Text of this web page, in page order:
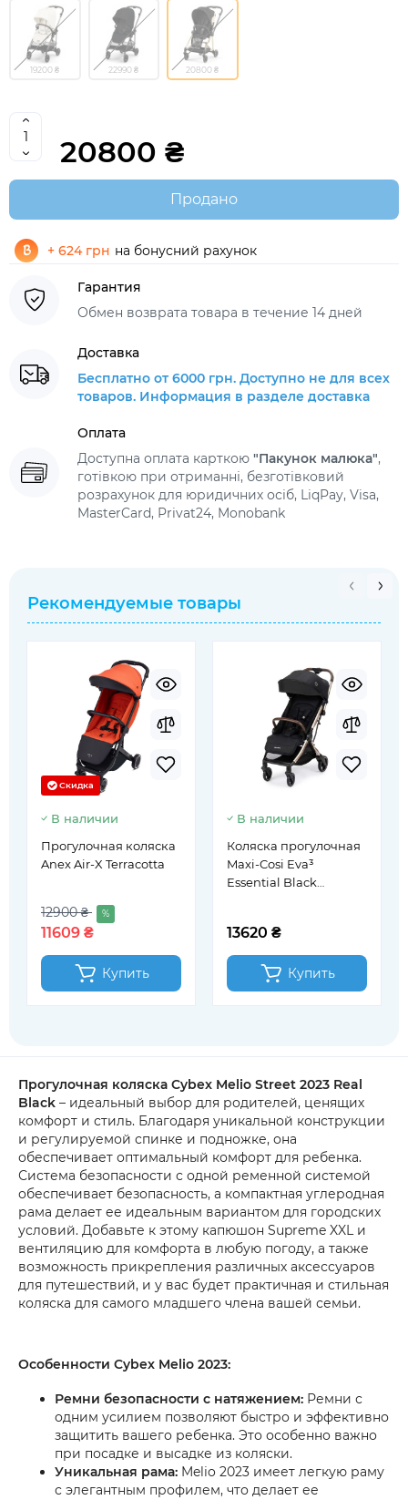
19200 ₴ 22990 ₴ 20800 ₴
20800 ₴
Продано
+ 624 грн на бонусний рахунок
Гарантия
Обмен возврата товара в течение 14 дней
Доставка
Бесплатно от 6000 грн. Доступно не для всех
товаров. Информация в разделе доставка
Оплата
Доступна оплата карткою "Пакунок малюка",
готівкою при отриманні, безготівковий
розрахунок для юридичних осіб, LiqPay, Visa,
MasterCard, Privat24, Monobank
Рекомендуемые товары
Скидка
В наличии
Прогулочная коляска
Anex Air-X Terracotta
12900 ₴ %
11609 ₴
Купить
В наличии
Коляска прогулочная
Maxi-Cosi Eva³
Essential Black
13620 ₴
Купить
Прогулочная коляска Cybex Melio Street 2023 Real
Black – идеальный выбор для родителей, ценящих
комфорт и стиль. Благодаря уникальной конструкции
и регулируемой спинке и подножке, она
обеспечивает оптимальный комфорт для ребенка.
Система безопасности с одной ременной системой
обеспечивает безопасность, а компактная углеродная
рама делает ее идеальным вариантом для городских
условий. Добавьте к этому капюшон Supreme XXL и
вентиляцию для комфорта в любую погоду, а также
возможность прикрепления различных аксессуаров
для путешествий, и у вас будет практичная и стильная
коляска для самого младшего члена вашей семьи.
Особенности Cybex Melio 2023:
Ремни безопасности с натяжением: Ремни с
одним усилием позволяют быстро и эффективно
защитить вашего ребенка. Это особенно важно
при посадке и высадке из коляски.
Уникальная рама: Melio 2023 имеет легкую раму
с элегантным профилем, что делает ее